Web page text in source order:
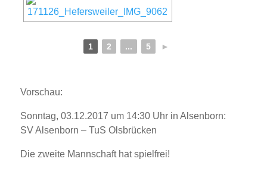
1 2 ... 5 ►
Vorschau:
Sonntag, 03.12.2017 um 14:30 Uhr in Alsenborn:
SV Alsenborn – TuS Olsbrücken
Die zweite Mannschaft hat spielfrei!